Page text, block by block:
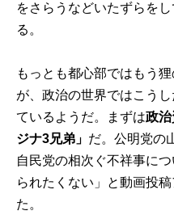
をさらうなどいたずらを
る。
もっとも都心部ではもう
が、政治の世界ではこう
ているようだ。まずは政
ジナ3兄弟」 だ。公明党の
自民党の相次ぐ不祥事に
られたくない」と動画投
た。